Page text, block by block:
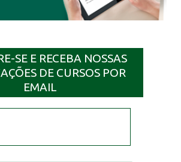
SE E RECEBA NOSSAS
DE CURSOS POR
EMAIL